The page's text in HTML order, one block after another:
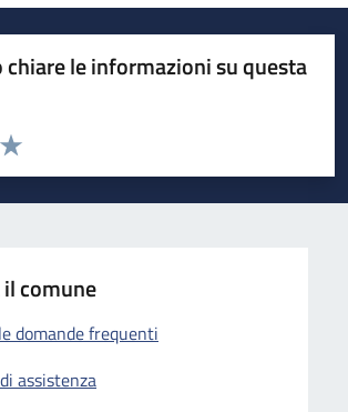
chiare le informazioni su questa
la pagina
5 stelle su 5
4 stelle su 5
stelle su 5
su 5
5
comune
domande frequenti
assistenza